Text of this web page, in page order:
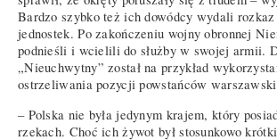
Bardzo szybko też ich dowódcy wydali
jednostek. Po zakończeniu wojny obronnej
podnieśli i wcielili do służby w swojej armii.
„Nieuchwytny” został na przykład
ostrzeliwania pozycji powstańców
– Polska nie była jedynym krajem, który
rzekach. Choć ich żywot był stosunkowo